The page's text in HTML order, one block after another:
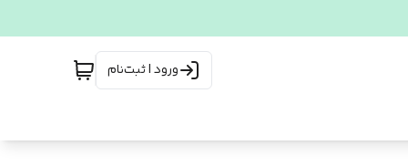
ورود | ثبت‌نام